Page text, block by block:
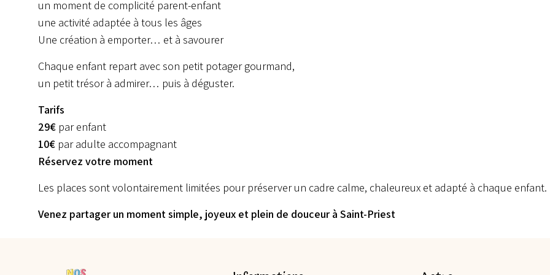
un moment de complicité parent-enfant
une activité adaptée à tous les âges
Une création à emporter… et à savourer
Chaque enfant repart avec son petit potager gourmand,
un petit trésor à admirer… puis à déguster.
Tarifs
29€ par enfant
10€ par adulte accompagnant
Réservez votre moment
Les places sont volontairement limitées pour préserver un cadre calme, chaleureux et adapté à chaque enfant.
Venez partager un moment simple, joyeux et plein de douceur à Saint-Priest